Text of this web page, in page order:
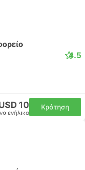
4.5
10
ενήλικα
Κράτηση